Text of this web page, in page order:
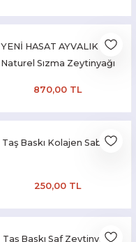
YENİ HASAT AYVALIK 1LT
Naturel Sızma Zeytinyağı
870,00 TL
Taş Baskı Kolajen Sabun
250,00 TL
Taş Baskı Saf Zeytinyağı